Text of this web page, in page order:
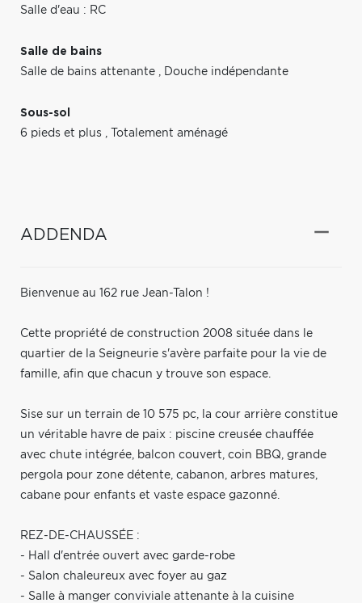
Salle d'eau : RC
Salle de bains
Salle de bains attenante , Douche indépendante
Sous-sol
6 pieds et plus , Totalement aménagé
ADDENDA
Bienvenue au 162 rue Jean-Talon !
Cette propriété de construction 2008 située dans le
quartier de la Seigneurie s'avère parfaite pour la vie de
famille, afin que chacun y trouve son espace.
Sise sur un terrain de 10 575 pc, la cour arrière constitue
un véritable havre de paix : piscine creusée chauffée
avec chute intégrée, balcon couvert, coin BBQ, grande
pergola pour zone détente, cabanon, arbres matures,
cabane pour enfants et vaste espace gazonné.
REZ-DE-CHAUSSÉE :
- Hall d'entrée ouvert avec garde-robe
- Salon chaleureux avec foyer au gaz
- Salle à manger conviviale attenante à la cuisine